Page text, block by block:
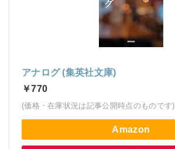
アナログ (集英社文庫)
￥770
(価格・在庫状況は記事公開時点のものです)
Amazon